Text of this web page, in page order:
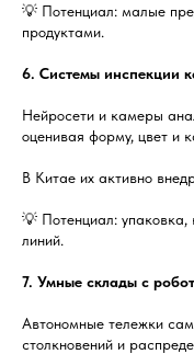
💡 Потенциал: малые
продуктами.
6. Системы инспекции
Нейросети и камеры
оценивая форму, цвет и
В Китае их активно
💡 Потенциал: упаковка,
линий.
7. Умные склады с
Автономные тележки
столкновений и